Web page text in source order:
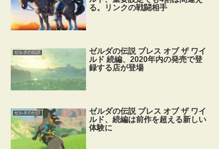
る。リンクの戦闘相手
ゼルダの伝説
ゼルダの伝説 ブレス オブ ザ ワイ
ルド 続編、2020年内の発売で登
録する店が登場
ゼルダの伝説
ゼルダの伝説 ブレス オブ ザ ワイ
ルド、続編は前作を超える新しい
体験に